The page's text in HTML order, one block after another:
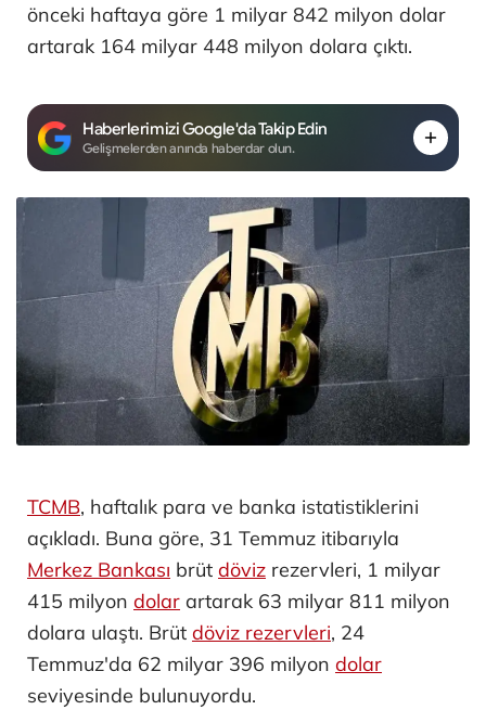
önceki haftaya göre 1 milyar 842 milyon dolar
artarak 164 milyar 448 milyon dolara çıktı.
Haberlerimizi Google'da Takip Edin
Gelişmelerden anında haberdar olun.
TCMB, haftalık para ve banka istatistiklerini
açıkladı. Buna göre, 31 Temmuz itibarıyla
Merkez Bankası brüt döviz rezervleri, 1 milyar
415 milyon dolar artarak 63 milyar 811 milyon
dolara ulaştı. Brüt döviz rezervleri, 24
Temmuz'da 62 milyar 396 milyon dolar
seviyesinde bulunuyordu.